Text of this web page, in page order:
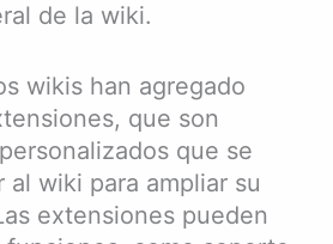
de la wiki.
wikis han agregado
que son
que se
al wiki para ampliar su
extensiones pueden